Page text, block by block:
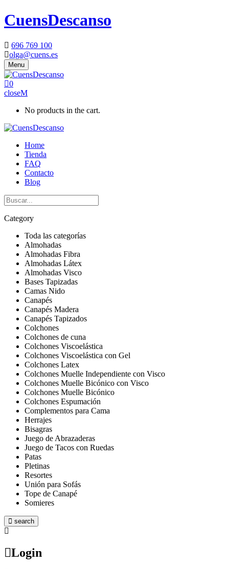
CuensDescanso
696 769 100
olga@cuens.es
Menu
0
close
No products in the cart.
Home
Tienda
FAQ
Contacto
Blog
Category
Toda las categorías
Almohadas
Almohadas Fibra
Almohadas Látex
Almohadas Visco
Bases Tapizadas
Camas Nido
Canapés
Canapés Madera
Canapés Tapizados
Colchones
Colchones de cuna
Colchones Viscoelástica
Colchones Viscoelástica con Gel
Colchones Latex
Colchones Muelle Independiente con Visco
Colchones Muelle Bicónico con Visco
Colchones Muelle Bicónico
Colchones Espumación
Complementos para Cama
Herrajes
Bisagras
Juego de Abrazaderas
Juego de Tacos con Ruedas
Patas
Pletinas
Resortes
Unión para Sofás
Tope de Canapé
Somieres
search
Login